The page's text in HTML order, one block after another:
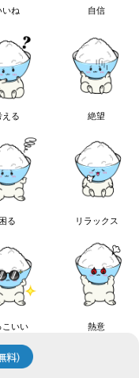
いね 自信
える 絶望
困る リラックス
こいい 熱意